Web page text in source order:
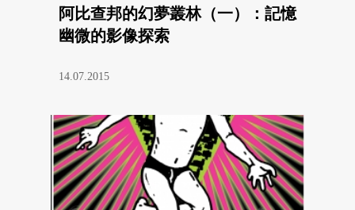
阿比查邦的幻夢叢林（一）：記憶
幽微的影像探索
14.07.2015